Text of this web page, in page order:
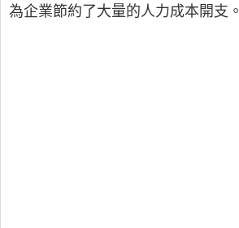
為企業節約了大量的人力成本開支。